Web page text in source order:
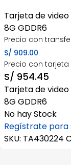
Tarjeta de video
8G GDDR6
Precio con
S/ 909.00
Precio con tarjeta
S/ 954.45
Tarjeta de video
8G GDDR6
No hay Stock
Regístrate
SKU: TA430224